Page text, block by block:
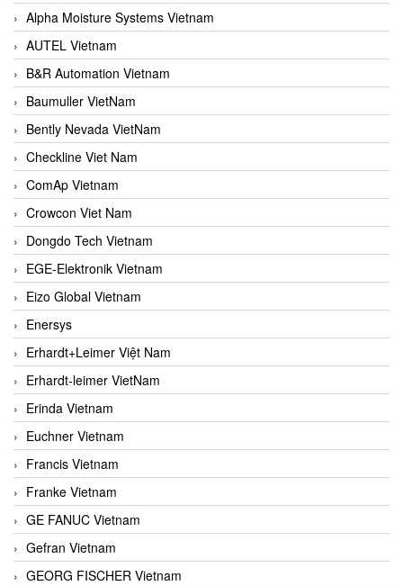
Alpha Moisture Systems Vietnam
AUTEL Vietnam
B&R Automation Vietnam
Baumuller VietNam
Bently Nevada VietNam
Checkline Viet Nam
ComAp Vietnam
Crowcon Viet Nam
Dongdo Tech Vietnam
EGE-Elektronik Vietnam
Eizo Global Vietnam
Enersys
Erhardt+Leimer Việt Nam
Erhardt-leimer VietNam
Erinda Vietnam
Euchner Vietnam
Francis Vietnam
Franke Vietnam
GE FANUC Vietnam
Gefran Vietnam
GEORG FISCHER Vietnam